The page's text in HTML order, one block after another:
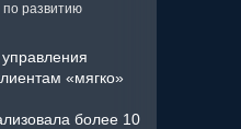
по развитию
«мягко»
более 10